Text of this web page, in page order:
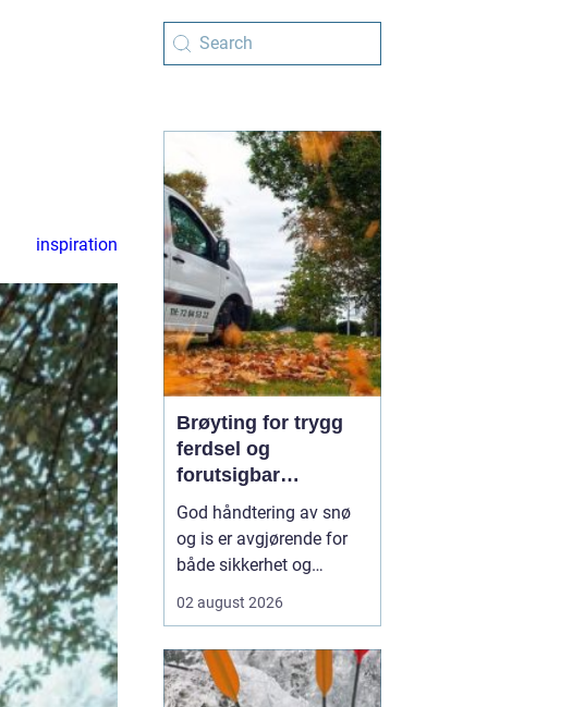
inspiration
Brøyting for trygg
ferdsel og
forutsigbar
vinterdrift
God håndtering av snø
og is er avgjørende for
både sikkerhet og
gjennom vinteren. Når
alt om å holde veier,
gårdsplasser, gangstier
02 august 2026